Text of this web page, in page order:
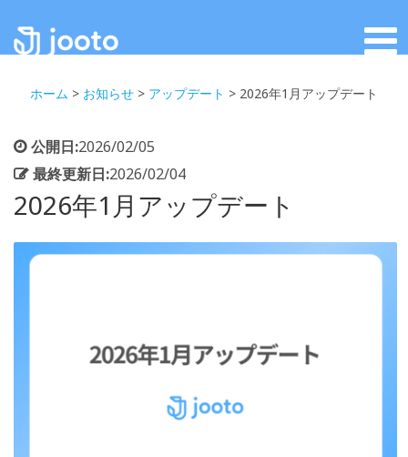
ホーム > お知らせ > アップデート > 2026年1月アップデート
公開日:2026/02/05
最終更新日:2026/02/04
2026年1月アップデート